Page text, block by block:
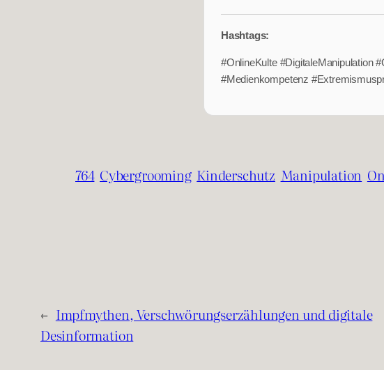
Hashtags:
#OnlineKulte #DigitaleManipulation
#Medienkompetenz
764 Cybergrooming Kinderschutz Manipulation
← Impfmythen, Verschwörungserzählungen und digitale
Desinformation